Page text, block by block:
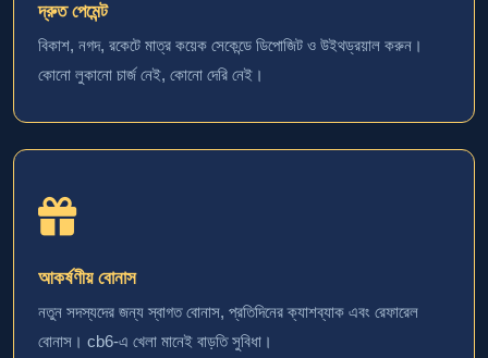
দ্রুত পেমেন্ট
বিকাশ, নগদ, রকেটে মাত্র কয়েক সেকেন্ডে ডিপোজিট ও উইথড্রয়াল করুন।
কোনো লুকানো চার্জ নেই, কোনো দেরি নেই।
আকর্ষণীয় বোনাস
নতুন সদস্যদের জন্য স্বাগত বোনাস, প্রতিদিনের ক্যাশব্যাক এবং রেফারেল
বোনাস। cb6-এ খেলা মানেই বাড়তি সুবিধা।